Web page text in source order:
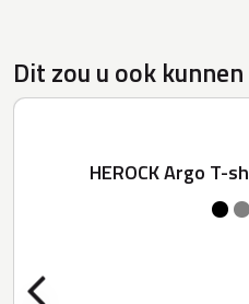
Dit zou u ook
HEROCK Argo T-